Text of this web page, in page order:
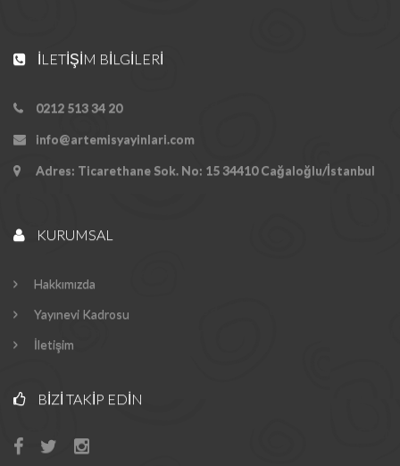
İLETIŞIM BILGILERI
0212 513 34 20
info@artemisyayinlari.com
Adres: Ticarethane Sok. No: 15 34410 Cağaloğlu/İstanbul
KURUMSAL
Hakkımızda
Yayınevi Kadrosu
İletişim
BIZI TAKIP EDIN